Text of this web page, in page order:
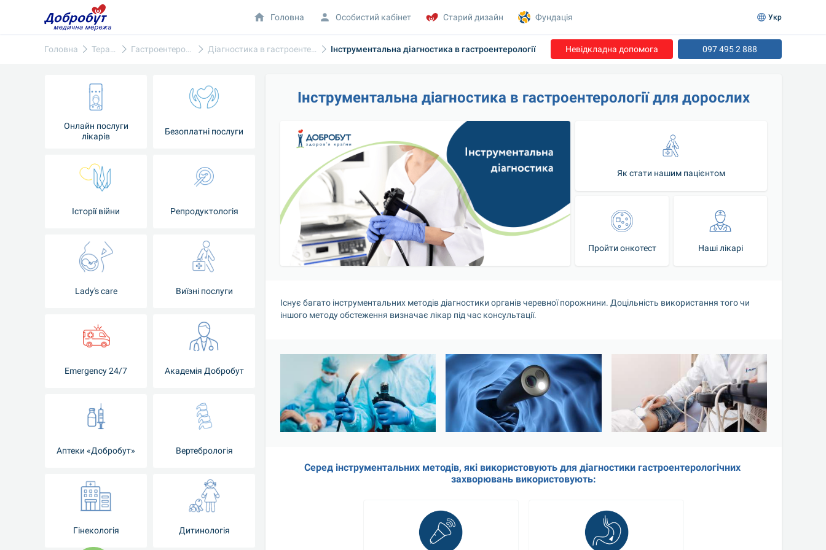
Головна Терапія Гастроентерологія Діагностика в гастроентерології Інструментальна діагностика в гастроентерології Невідкладна допомога 097 495 2 888
Онлайн послуги
лікарів
Безоплатні послуги
Історії війни Репродуктологія
Lady's care Виїзні послуги
Emergency 24/7 Академія Добробут
Аптеки «Добробут» Вертебрологія
Гінекологія Дитинологія
Інструментальна діагностика в гастроентерології для дорослих
Як стати нашим пацієнтом
Пройти онкотест Наші лікарі
Існує багато інструментальних методів діагностики органів черевної порожнини. Доцільність використання того чи
іншого методу обстеження визначає лікар під час консультації.
Серед інструментальних методів, які використовують для діагностики гастроентерологічних
захворювань використовують:
Головна Особистий кабінет Старий дизайн Фундація Укр